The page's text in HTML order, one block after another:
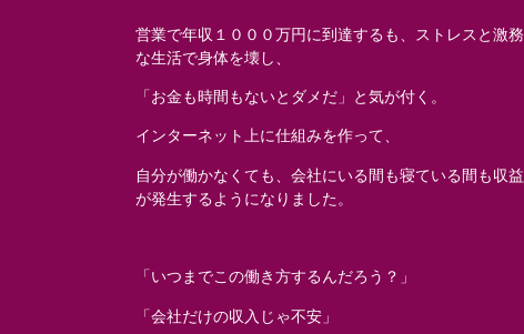
営業で年収１０００万円に到達するも、ストレスと激務
な生活で身体を壊し、
「お金も時間もないとダメだ」と気が付く。
インターネット上に仕組みを作って、
自分が働かなくても、会社にいる間も寝ている間も収益
が発生するようになりました。
「いつまでこの働き方するんだろう？」
「会社だけの収入じゃ不安」